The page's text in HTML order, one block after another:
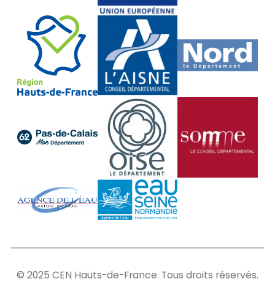
© 2025 CEN Hauts-de-France. Tous droits réservés.